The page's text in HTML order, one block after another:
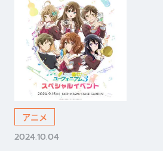
アニメ
2024.10.04